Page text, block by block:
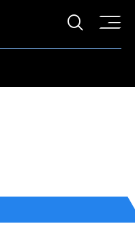
打開